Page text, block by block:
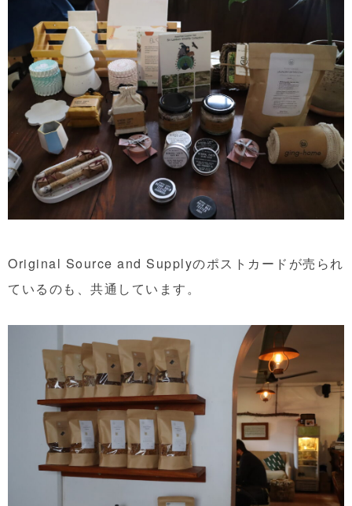
Original Source and Supplyのポストカードが売られ
ているのも、共通しています。